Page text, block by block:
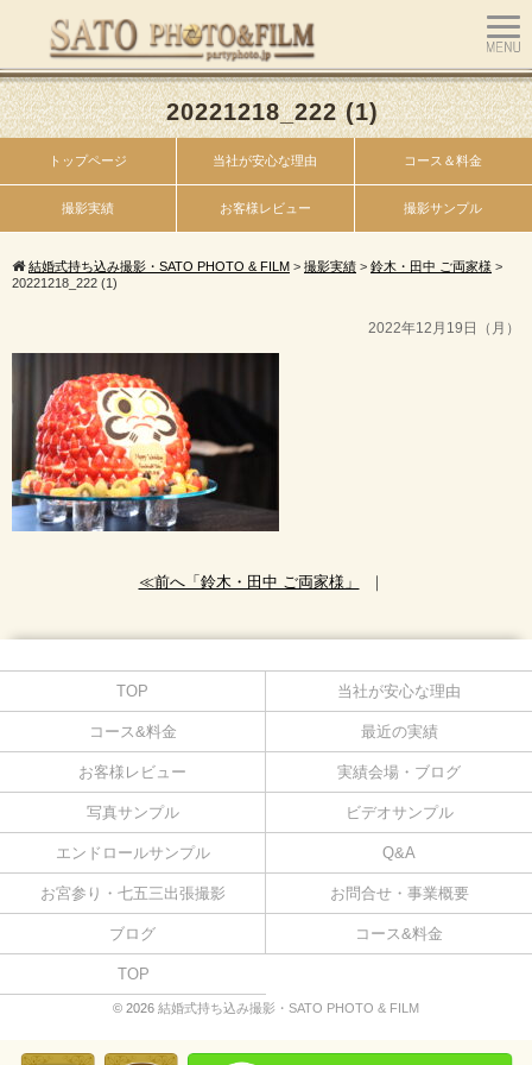
20221218_222 (1)
トップページ 当社が安心な理由 コース＆料金
撮影実績 お客様レビュー 撮影サンプル
結婚式持ち込み撮影・SATO PHOTO & FILM > 撮影実績 > 鈴木・田中 ご両家様 >
20221218_222 (1)
2022年12月19日（月）
≪前へ「鈴木・田中 ご両家様」 ｜
TOP 当社が安心な理由
コース&料金 最近の実績
お客様レビュー 実績会場・ブログ
写真サンプル ビデオサンプル
エンドロールサンプル Q&A
お宮参り・七五三出張撮影 お問合せ・事業概要
ブログ コース&料金
TOP
© 2026 結婚式持ち込み撮影・SATO PHOTO & FILM